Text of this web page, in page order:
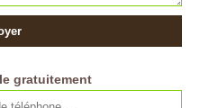
gratuitement